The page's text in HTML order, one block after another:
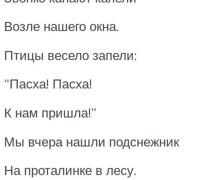
Возле нашего окна.
Птицы весело запели:
“Пасха! Пасха!
К нам пришла!”
Мы вчера нашли подснежник
На проталинке в лесу.